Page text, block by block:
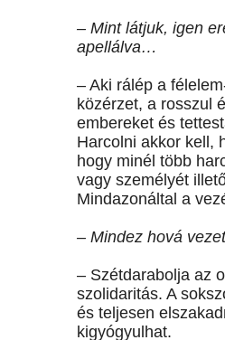
– Mint látjuk, igen
apellálva…
– Aki rálép a
közérzet, a rosszul
embereket és
Harcolni akkor kell,
hogy minél több
vagy személyét
Mindazonáltal a
– Mindez hová
– Szétdarabolja az
szolidaritás. A
és teljesen
kigyógyulhat.